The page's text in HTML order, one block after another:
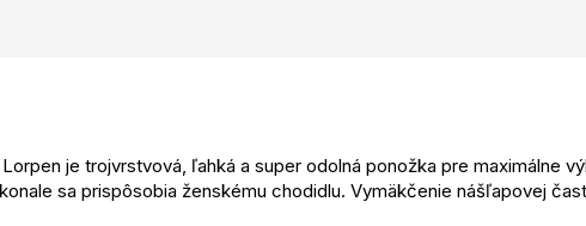
je trojvrstvová, ľahká a super odolná ponožka pre maximálne
sa prispôsobia ženskému chodidlu. Vymäkčenie nášľapovej